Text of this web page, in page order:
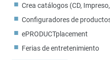
Crea catálogos (CD,
Configuradores de
ePRODUCTplacement
Ferias de entretenimiento